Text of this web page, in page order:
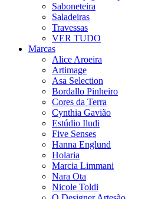
Saboneteira
Saladeiras
Travessas
VER TUDO
Marcas
Alice Aroeira
Artimage
Asa Selection
Bordallo Pinheiro
Cores da Terra
Cynthia Gavião
Estúdio Iludi
Five Senses
Hanna Englund
Holaria
Marcia Limmani
Nara Ota
Nicole Toldi